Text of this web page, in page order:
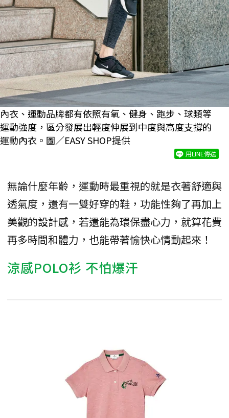
內衣、運動品牌都有依照有氧、健身、跑步、球類等
運動強度，區分發展出輕度伸展到中度與高度支撐的
運動內衣。圖／EASY SHOP提供
用LINE傳送
無論什麼年齡，運動時最重視的就是衣著舒適與
透氣度，還有一雙好穿的鞋，功能性夠了再加上
美觀的設計感，若還能為環保盡心力，就算花費
再多時間和體力，也能帶著愉快心情動起來！
涼感POLO衫 不怕爆汗